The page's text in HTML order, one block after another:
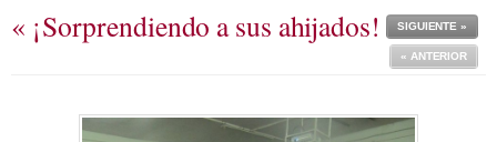
« ¡Sorprendiendo a sus ahijados! SIGUIENTE »
« ANTERIOR